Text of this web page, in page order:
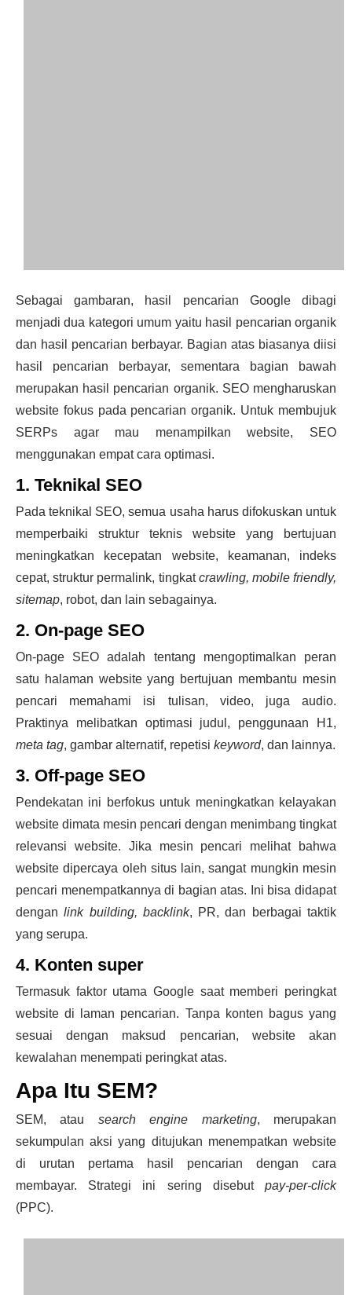
Sebagai gambaran, hasil pencarian Google dibagi
menjadi dua kategori umum yaitu hasil pencarian organik
dan hasil pencarian berbayar. Bagian atas biasanya diisi
hasil pencarian berbayar, sementara bagian bawah
merupakan hasil pencarian organik. SEO mengharuskan
website fokus pada pencarian organik. Untuk membujuk
SERPs agar mau menampilkan website, SEO
menggunakan empat cara optimasi.
1. Teknikal SEO
Pada teknikal SEO, semua usaha harus difokuskan untuk
memperbaiki struktur teknis website yang bertujuan
meningkatkan kecepatan website, keamanan, indeks
cepat, struktur permalink, tingkatcrawling, mobile friendly,
sitemap, robot, dan lain sebagainya.
2. On-page SEO
On-page SEO adalah tentang mengoptimalkan peran
satu halaman website yang bertujuan membantu mesin
pencari memahami isi tulisan, video, juga audio.
Praktinya melibatkan optimasi judul, penggunaan H1,
meta tag, gambar alternatif, repetisi keyword, dan lainnya.
3. Off-page SEO
Pendekatan ini berfokus untuk meningkatkan kelayakan
website dimata mesin pencari dengan menimbang tingkat
relevansi website. Jika mesin pencari melihat bahwa
website dipercaya oleh situs lain, sangat mungkin mesin
pencari menempatkannya di bagian atas. Ini bisa didapat
denganlink building, backlink, PR, dan berbagai taktik
yang serupa.
4. Konten super
Termasuk faktor utama Google saat memberi peringkat
website di laman pencarian. Tanpa konten bagus yang
sesuai dengan maksud pencarian, website akan
kewalahan menempati peringkat atas.
Apa Itu SEM?
SEM, atau search engine marketing, merupakan
sekumpulan aksi yang ditujukan menempatkan website
di urutan pertama hasil pencarian dengan cara
membayar. Strategi ini sering disebut pay-per-click
(PPC).